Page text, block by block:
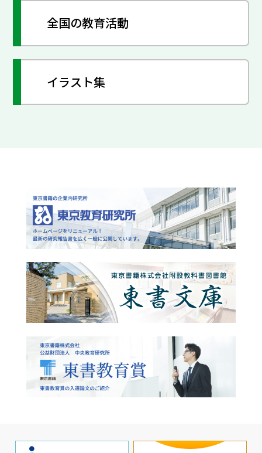
全国の教育活動
イラスト集